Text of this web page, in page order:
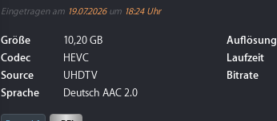
Eingetragen am 19.07.2026um 18:24 Uhr
Größe
10,20 GB
Codec
HEVC
Source
UHDTV
Sprache
Deutsch AAC 2.0
Auflösung
Laufzeit
Bitrate